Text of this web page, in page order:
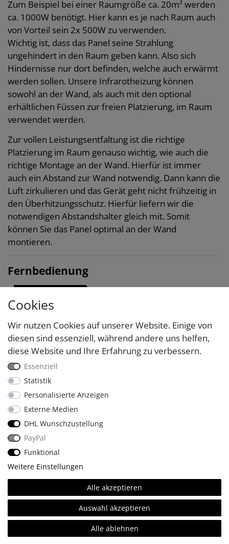
Zum Beispiel bei einer Raumgröße ca. 20m² werden
ca. 1000W benötigt. Hier kann es je nach Raum auch
von Vorteil sein 2x 500W zu verwenden.
Wichtig ist, dass das Panel seine Strahlung
ungehindert in den Raum geben kann. Also sich
Hindernisse nur dort befinden, welche auch erwärmt
werden sollen. Unsere Infrarotheizung können
sowohl an der Wand, als auch mit den optional
erhältlichen Füssen zur freien Platzierung, im Raum
verwendet werden.
Zur vollen Leistungsentfaltung ist die richtige
Platzierung im Raum genauso wichtig, wie auch die
richtige Montage an der Wand. Hierfür ist immer
auch ein Abstand zur Wand notwendig. Dann kann die
Luft zirkulieren und das Gerät geht nicht frühzeitig in
den Überhitzungsschutz. Hierfür liefern wir die
notwendigen Abstandshalter gleich mit. Somit
können Sie das Panel optimal an der Wand
montieren.
Fernbedienung
Profitieren Sie von
vollautomatisierten
Heizzyklen. Über die
Steuerungsapp haben Sie
Zugriff auf bis zu
168 verschiedene Programme
Cookies
Wir nutzen Cookies auf unserer Website. Einige von
diesen sind essenziell, während andere uns helfen,
diese Website und Ihre Erfahrung zu verbessern.
Essenziell
Statistik
Personalisierte Anzeigen
Externe Medien
DHL Wunschzustellung
PayPal
Funktional
Weitere Einstellungen
Alle akzeptieren
Auswahl akzeptieren
Alle ablehnen